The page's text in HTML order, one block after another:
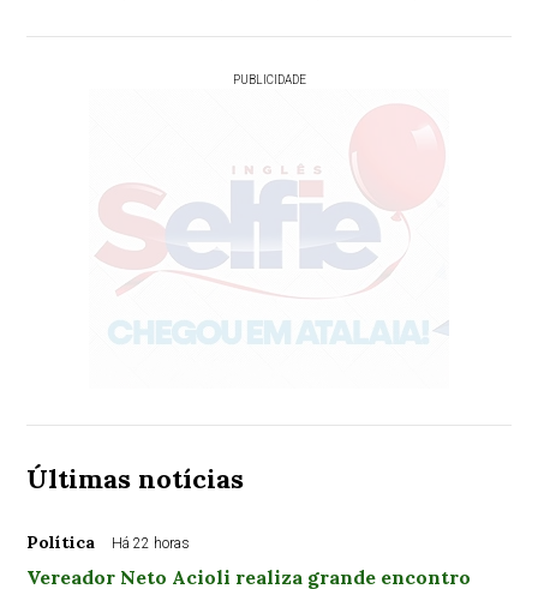
PUBLICIDADE
Últimas notícias
Política Há 22 horas
Vereador Neto Acioli realiza grande encontro